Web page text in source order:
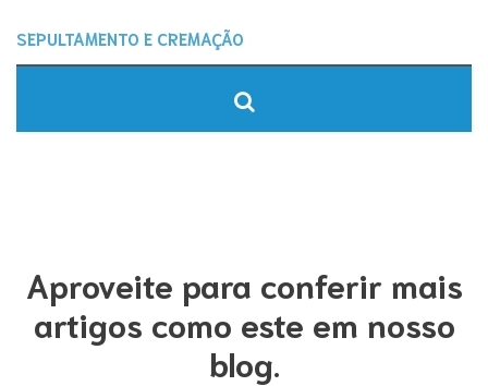
Aproveite para conferir mais
artigos como este em nosso
blog.